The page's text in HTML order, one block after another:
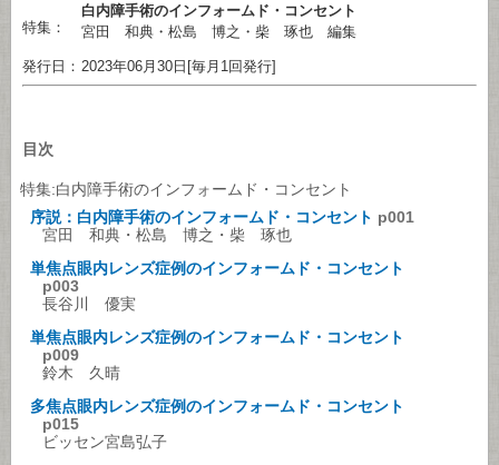
特集：
白内障手術のインフォームド・コンセント
宮田 和典・松島 博之・柴 琢也 編集
発行日： 2023年06月30日[毎月1回発行]
目次
特集:白内障手術のインフォームド・コンセント
序説：白内障手術のインフォームド・コンセント p001
宮田 和典・松島 博之・柴 琢也
単焦点眼内レンズ症例のインフォームド・コンセント
p003
長谷川 優実
単焦点眼内レンズ症例のインフォームド・コンセント
p009
鈴木 久晴
多焦点眼内レンズ症例のインフォームド・コンセント
p015
ビッセン宮島弘子